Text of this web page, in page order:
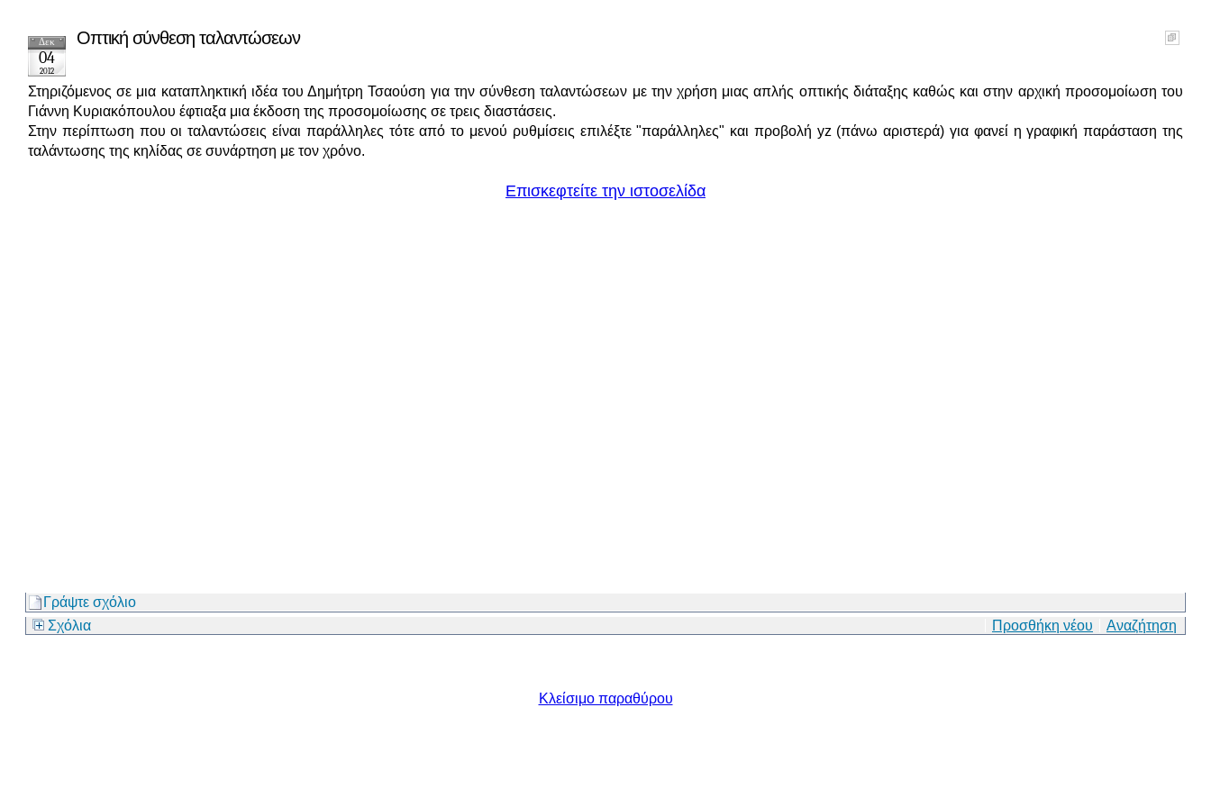
Δεκ
04
2012
Οπτική σύνθεση ταλαντώσεων
Στηριζόμενος σε μια καταπληκτική ιδέα του Δημήτρη Τσαούση για την σύνθεση ταλαντώσεων με την χρήση μιας απλής οπτικής διάταξης καθώς και στην αρχική προσομοίωση του
Γιάννη Κυριακόπουλου έφτιαξα μια έκδοση της προσομοίωσης σε τρεις διαστάσεις.
Στην περίπτωση που οι ταλαντώσεις είναι παράλληλες τότε από το μενού ρυθμίσεις επιλέξτε "παράλληλες" και προβολή yz (πάνω αριστερά) για φανεί η γραφική παράσταση της
ταλάντωσης της κηλίδας σε συνάρτηση με τον χρόνο.
Επισκεφτείτε την ιστοσελίδα
Γράψτε σχόλιο
Σχόλια
Προσθήκη νέου Αναζήτηση
Κλείσιμο παραθύρου